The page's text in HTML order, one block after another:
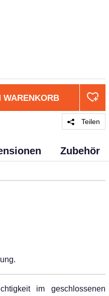
WARENKORB
Teilen
Zubehör
im geschlossenen